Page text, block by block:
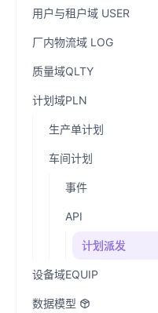
用户与租户域 USER
厂内物流域 LOG
质量域QLTY
计划域PLN
生产单计划
车间计划
事件
API
计划派发
设备域EQUIP
数据模型